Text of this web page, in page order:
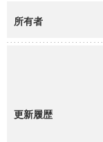
所有者
更新履歴